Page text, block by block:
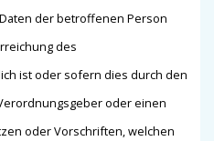
der betroffenen Person
des
ist oder sofern dies durch den
oder einen
oder Vorschriften, welchen